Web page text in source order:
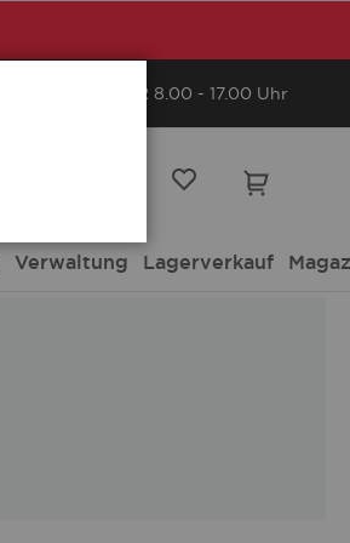
MO - FR 8.00 - 17.00 Uhr
Verwaltung Lagerverkauf